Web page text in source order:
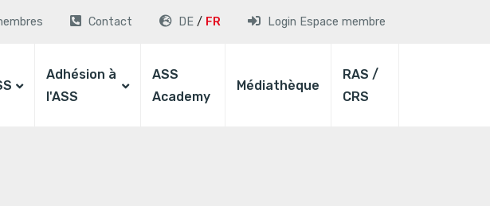
Contact DE FR Login Espace membre
Adhésion à
l'ASS
ASS
Academy
Médiathèque
RAS /
CRS